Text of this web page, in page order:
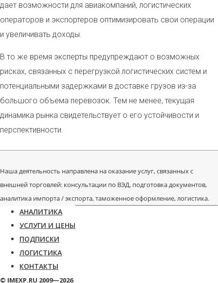
дает возможности для авиакомпаний, логистических
операторов и экспортеров оптимизировать свои операции
и увеличивать доходы.
В то же время эксперты предупреждают о возможных
рисках, связанных с перегрузкой логистических систем и
потенциальными задержками в доставке грузов из-за
большого объема перевозок. Тем не менее, текущая
динамика рынка свидетельствует о его устойчивости и
перспективности.
Наша деятельность направлена на оказание услуг, связанных с
внешней торговлей: консультации по ВЭД, подготовка документов,
аналитика импорта / экспорта, таможенное оформление, логистика.
АНАЛИТИКА
УСЛУГИ И ЦЕНЫ
ПОДПИСКИ
ЛОГИСТИКА
КОНТАКТЫ
© IMEXP.RU 2009—2026